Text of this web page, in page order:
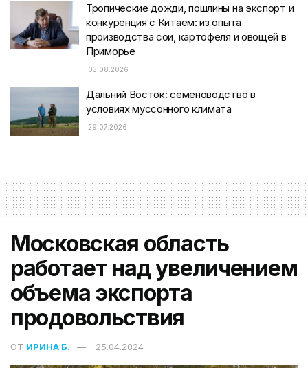
Тропические дожди, пошлины на экспорт и
конкуренция с Китаем: из опыта
производства сои, картофеля и овощей в
Приморье
03.08.2026
Дальний Восток: семеноводство в
условиях муссонного климата
29.07.2026
Московская область
работает над увеличением
объема экспорта
продовольствия
ОТ ИРИНА Б. 25.04.2024